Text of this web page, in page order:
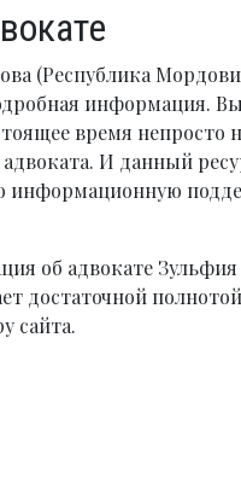
(Республика
информация. Вы
время непросто
И данный
информационную
об адвокате Зульфия
достаточной
сайта.